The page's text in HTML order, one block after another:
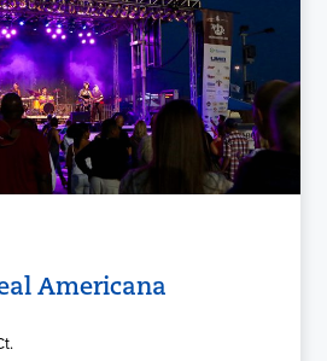
Americana